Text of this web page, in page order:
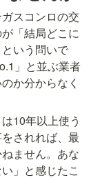
スコンロの交
「結局どこに
いう問いで
」と並ぶ業者
か分からなく
10年以上使う
されれば、最
ません。あな
」と感じたこ